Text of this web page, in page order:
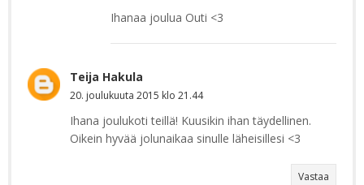
Ihanaa joulua Outi <3
Teija Hakula
20. joulukuuta 2015 klo 21.44
Ihana joulukoti teillä! Kuusikin ihan täydellinen.
Oikein hyvää jolunaikaa sinulle läheisillesi <3
Vastaa